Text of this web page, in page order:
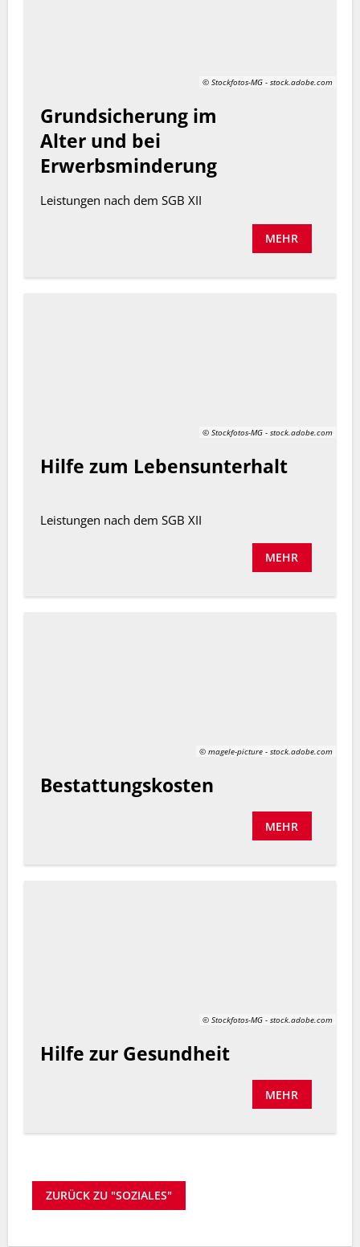
© Stockfotos-MG - stock.adobe.com
Grundsicherung im
Alter und bei
Erwerbsminderung
Leistungen nach dem SGB XII
MEHR
© Stockfotos-MG - stock.adobe.com
Hilfe zum Lebensunterhalt
Leistungen nach dem SGB XII
MEHR
© magele-picture - stock.adobe.com
Bestattungskosten
MEHR
© Stockfotos-MG - stock.adobe.com
Hilfe zur Gesundheit
MEHR
ZURÜCK ZU "SOZIALES"